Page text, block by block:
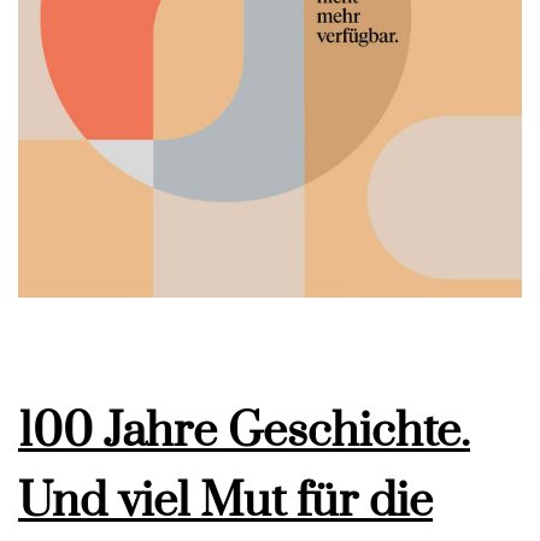
100 Jahre Geschichte.
Und viel Mut für die